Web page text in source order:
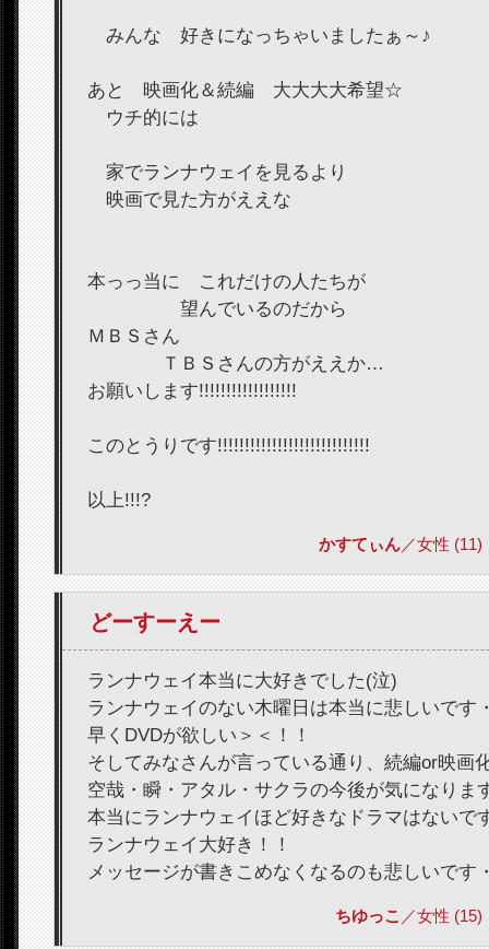
みんな 好きになっちゃいましたぁ～♪
あと 映画化＆続編 大大大大希望☆
ウチ的には
家でランナウェイを見るより
映画で見た方がええな
本っっ当に これだけの人たちが
望んでいるのだから
ＭＢＳさん
ＴＢＳさんの方がええか…
お願いします!!!!!!!!!!!!!!!!!!
このとうりです!!!!!!!!!!!!!!!!!!!!!!!!!!!!
以上!!!?
かすてぃん／女性
どーすーえー
ランナウェイ本当に大好きでした(泣)
ランナウェイのない木曜日は本当に悲しいです
早くDVDが欲しい＞＜！！
そしてみなさんが言っている通り、続編or映画
空哉・瞬・アタル・サクラの今後が気になりま
本当にランナウェイほど好きなドラマはないで
ランナウェイ大好き！！
メッセージが書きこめなくなるのも悲しいです
ちゆっこ ／女性